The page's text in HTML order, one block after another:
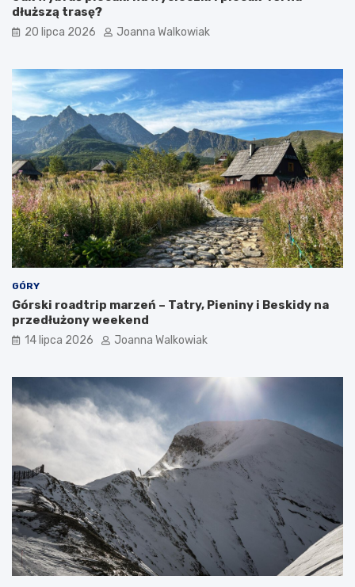
ó
w
y
i
r
a
c
j
dłuższą trasę?
20 lipca 2026 Joanna Walkowiak
GÓRY
Górski roadtrip marzeń – Tatry, Pieniny i Beskidy na
przedłużony weekend
14 lipca 2026 Joanna Walkowiak